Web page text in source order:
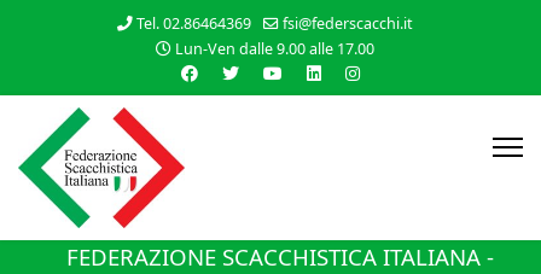
Tel. 02.86464369
fsi@federscacchi.it
Lun-Ven dalle 9.00 alle 17.00
FEDERAZIONE SCACCHISTICA ITALIANA -